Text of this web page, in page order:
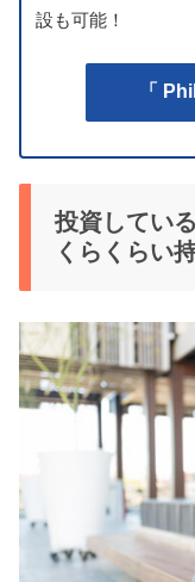
設も可能！
「
投資してい
くらくらい